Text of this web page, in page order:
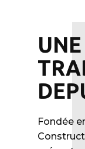
Fondée